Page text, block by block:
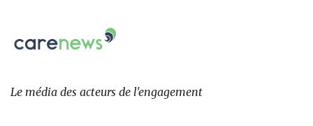
sur:
Carenews,
Le
des
Le média des acteurs de l'engagement